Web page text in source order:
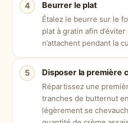
Beurrer le plat
Étalez le beurre sur le
plat à gratin afin
n’attachent pendant la
Disposer la première
Répartissez une
tranches de butternut
légèrement se